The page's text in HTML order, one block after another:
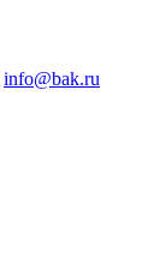
info@bak.ru